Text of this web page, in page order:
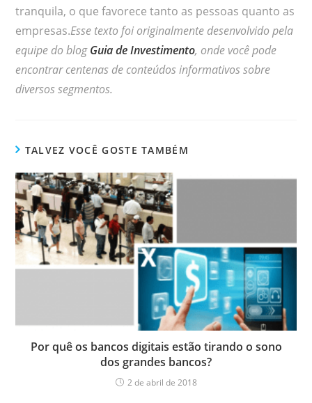
tranquila, o que favorece tanto as pessoas quanto as
empresas.Esse texto foi originalmente desenvolvido pela
equipe do blogGuia de Investimento, onde você pode
encontrar centenas de conteúdos informativos sobre
diversos segmentos.
TALVEZ VOCÊ GOSTE TAMBÉM
Por quê os bancos digitais estão tirando o sono
dos grandes bancos?
2 de abril de 2018